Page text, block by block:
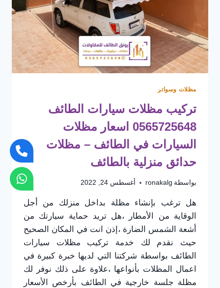
بالطائف
مظلات وسواتر
تركيب مظلات سيارات الطائف
0565725648 اسعار مظلات
السيارات في الطائف – مظلات
حدائق منزلية بالطائف
بواسطة ronakalg أغسطس 24, 2022
هل ترغب بإنشاء مظلة بداخل منزلك من أجل
الوقاية من الأمطار ،هل تريد حماية سيارتك من
أشعة الشمس الضارة ،إذن انت في المكان الصحيح
حيث نقدم لك خدمة تركيب مظلات سيارات
الطائف بواسطة شركتنا التي لديها خبرة كبيرة في
اعمال المظلات بأنواعها ،علاوة على ذلك نوفر لك
مظلة جلسة خارجية في الطائف بأرخص الأسعار